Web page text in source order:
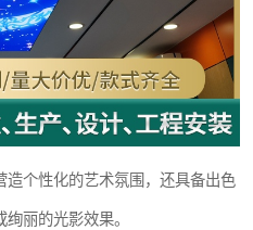
造个性化的艺术氛围，还具备出色
丽的光影效果。